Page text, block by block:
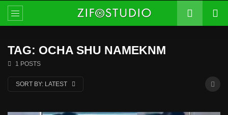
TAG: OCHA SHU NAMEKNM
1 POSTS
SORT BY: LATEST